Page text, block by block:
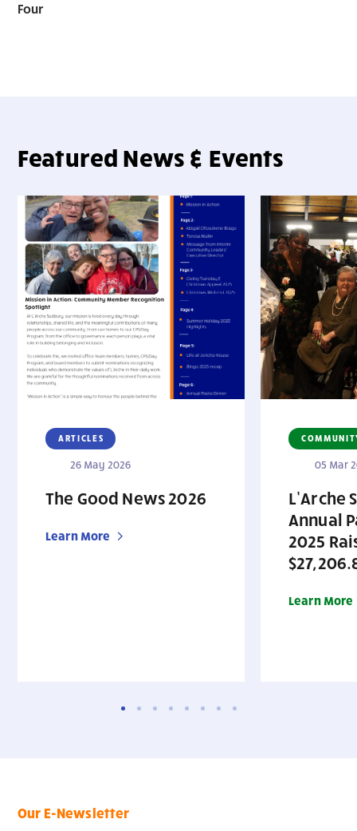
Four
Featured News & Events
ARTICLES
26 May 2026
The Good News 2026
Learn More
05 Mar
L’Arche
Annual
2025
Learn More
Our E-Newsletter